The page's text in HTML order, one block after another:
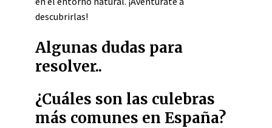
descubrirlas!
Algunas dudas para
resolver..
¿Cuáles son las culebras
más comunes en España?